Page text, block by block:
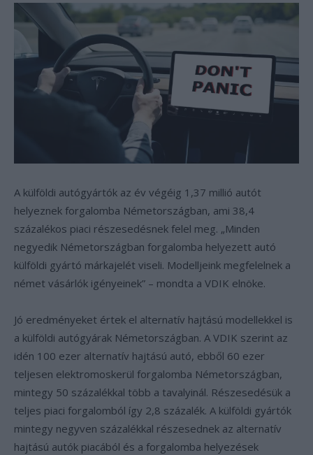
A külföldi autógyártók az év végéig 1,37 millió autót
helyeznek forgalomba Németországban, ami 38,4
százalékos piaci részesedésnek felel meg. „Minden
negyedik Németországban forgalomba helyezett autó
külföldi gyártó márkajelét viseli. Modelljeink megfelelnek a
német vásárlók igényeinek” – mondta a VDIK elnöke.
Jó eredményeket értek el alternatív hajtású modellekkel is
a külföldi autógyárak Németországban. A VDIK szerint az
idén 100 ezer alternatív hajtású autó, ebből 60 ezer
teljesen elektromoskerül forgalomba Németországban,
mintegy 50 százalékkal több a tavalyinál. Részesedésük a
teljes piaci forgalomból így 2,8 százalék. A külföldi gyártók
mintegy negyven százalékkal részesednek az alternatív
hajtású autók piacából és a forgalomba helyezések